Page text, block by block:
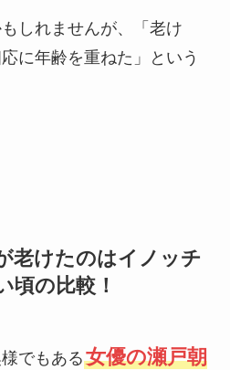
しれませんが、「老け
に年齢を重ねた」という
老けたのはイノッチ
頃の比較！
でもある女優の瀬戸朝